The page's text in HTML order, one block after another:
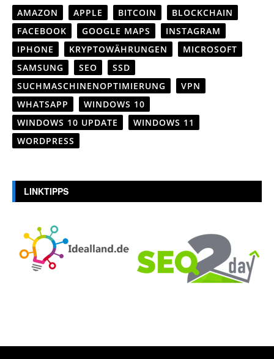
AMAZON APPLE BITCOIN
BLOCKCHAIN
FACEBOOK
GOOGLE MAPS
INSTAGRAM
IPHONE
KRYPTOWÄHRUNGEN
MICROSOFT
SAMSUNG
SEO
SSD
SUCHMASCHINENOPTIMIERUNG
VPN
WHATSAPP
WINDOWS 10
WINDOWS 10 UPDATE
WINDOWS 11
WORDPRESS
LINKTIPPS